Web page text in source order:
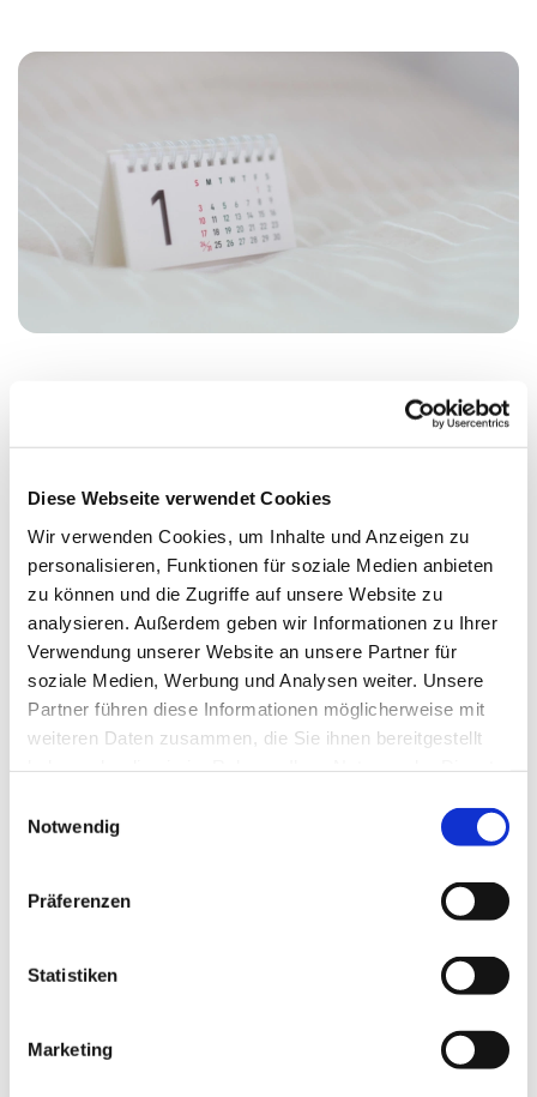
Diese Webseite verwendet Cookies
Wir verwenden Cookies, um Inhalte und Anzeigen zu
personalisieren, Funktionen für soziale Medien anbieten
zu können und die Zugriffe auf unsere Website zu
analysieren. Außerdem geben wir Informationen zu Ihrer
Verwendung unserer Website an unsere Partner für
soziale Medien, Werbung und Analysen weiter. Unsere
Partner führen diese Informationen möglicherweise mit
weiteren Daten zusammen, die Sie ihnen bereitgestellt
Notwendig
Präferenzen
Statistiken
Marketing
Sonntag, 9. Januar 2028, 10:00 Uhr
Christuskirche, Hohlestr. 7a, 58091
Hagen